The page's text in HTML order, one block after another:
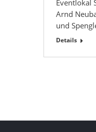
Eventlokal
Arnd
und
Details